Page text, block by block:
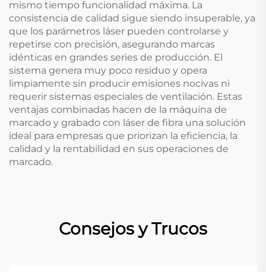
mismo tiempo funcionalidad máxima. La
consistencia de calidad sigue siendo insuperable, ya
que los parámetros láser pueden controlarse y
repetirse con precisión, asegurando marcas
idénticas en grandes series de producción. El
sistema genera muy poco residuo y opera
limpiamente sin producir emisiones nocivas ni
requerir sistemas especiales de ventilación. Estas
ventajas combinadas hacen de la máquina de
marcado y grabado con láser de fibra una solución
ideal para empresas que priorizan la eficiencia, la
calidad y la rentabilidad en sus operaciones de
marcado.
Consejos y Trucos